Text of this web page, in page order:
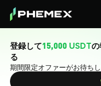
登録して15,000 USDT
る
期間限定オファーがお待ちし